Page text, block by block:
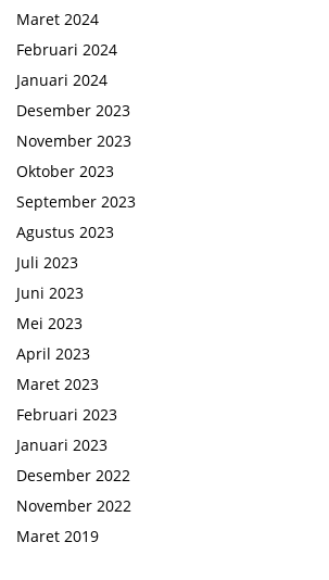
Maret 2024
Februari 2024
Januari 2024
Desember 2023
November 2023
Oktober 2023
September 2023
Agustus 2023
Juli 2023
Juni 2023
Mei 2023
April 2023
Maret 2023
Februari 2023
Januari 2023
Desember 2022
November 2022
Maret 2019